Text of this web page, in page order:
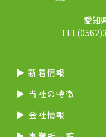
愛知
▶︎ 新着情報
▶︎ 当社の特徴
▶︎ 会社情報